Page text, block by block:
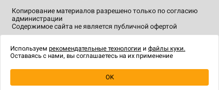
Копирование материалов разрешено только по согласию
администрации
Содержимое сайта не является публичной офертой
технологии .
Используем рекомендательные технологии и файлы куки.
Оставаясь с нами, вы соглашаетесь на их применение
OK